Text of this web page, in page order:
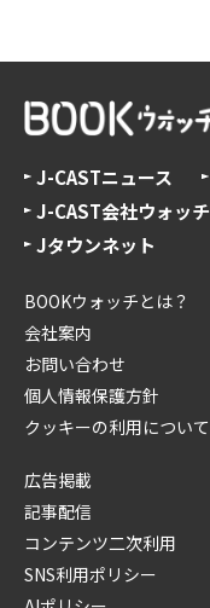
J-CASTニュース
J-CAST会社ウォッチ
Jタウンネット
BOOKウォッチとは？
会社案内
お問い合わせ
個人情報保護方針
クッキーの利用について
広告掲載
記事配信
コンテンツ二次利用
SNS利用ポリシー